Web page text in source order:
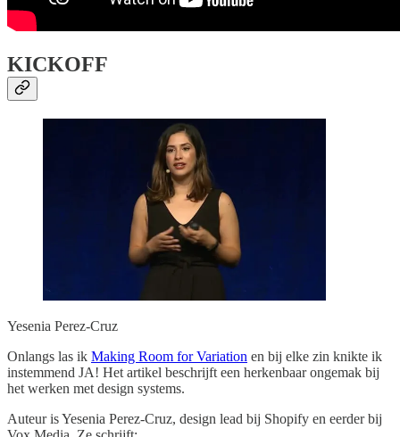
KICKOFF
Yesenia Perez-Cruz
Onlangs las ik Making Room for Variation en bij elke zin knikte ik
instemmend JA! Het artikel beschrijft een herkenbaar ongemak bij
het werken met design systems.
Auteur is Yesenia Perez-Cruz, design lead bij Shopify en eerder bij